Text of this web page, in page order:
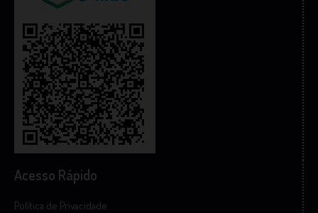
Acesso Rápido
Política de Privacidade